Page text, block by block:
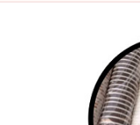
pode
modelo, do molde
café, cappuccino,